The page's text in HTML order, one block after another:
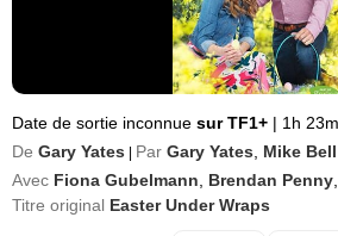
Date de sortie inconnue sur TF1+ | 1h
De Gary Yates Par Gary Yates
Mike Bell
Avec Fiona Gubelmann Brendan Penny
Titre original Easter Under Wraps